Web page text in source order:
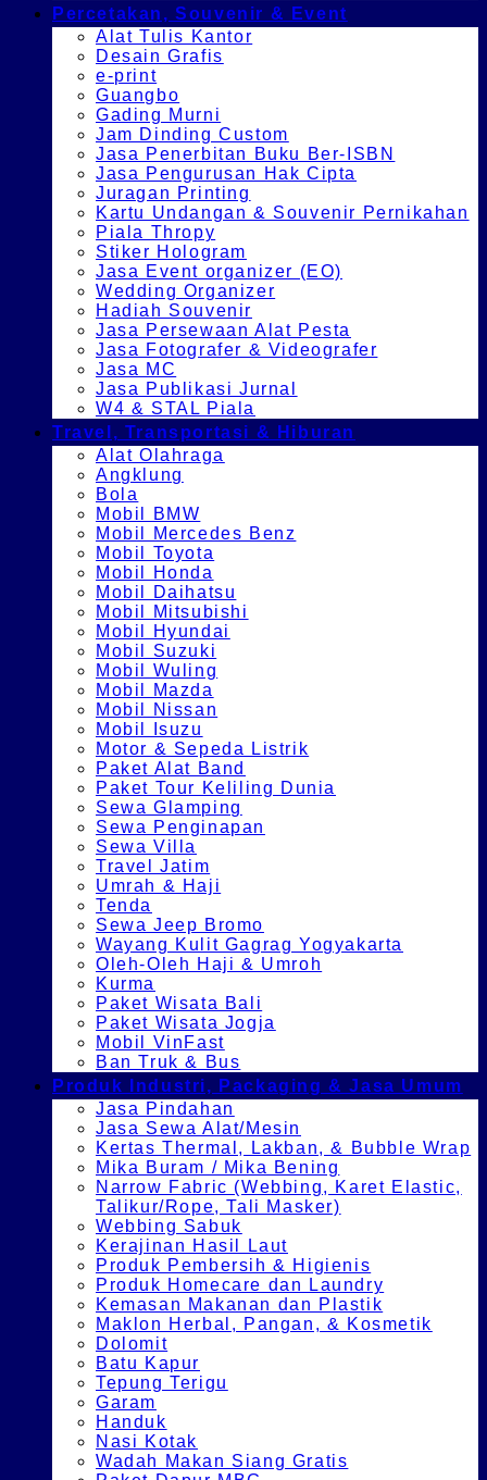
Percetakan, Souvenir & Event
Alat Tulis Kantor
Desain Grafis
e-print
Guangbo
Gading Murni
Jam Dinding Custom
Jasa Penerbitan Buku Ber-ISBN
Jasa Pengurusan Hak Cipta
Juragan Printing
Kartu Undangan & Souvenir Pernikahan
Piala Thropy
Stiker Hologram
Jasa Event organizer (EO)
Wedding Organizer
Hadiah Souvenir
Jasa Persewaan Alat Pesta
Jasa Fotografer & Videografer
Jasa MC
Jasa Publikasi Jurnal
W4 & STAL Piala
Travel, Transportasi & Hiburan
Alat Olahraga
Angklung
Bola
Mobil BMW
Mobil Mercedes Benz
Mobil Toyota
Mobil Honda
Mobil Daihatsu
Mobil Mitsubishi
Mobil Hyundai
Mobil Suzuki
Mobil Wuling
Mobil Mazda
Mobil Nissan
Mobil Isuzu
Motor & Sepeda Listrik
Paket Alat Band
Paket Tour Keliling Dunia
Sewa Glamping
Sewa Penginapan
Sewa Villa
Travel Jatim
Umrah & Haji
Tenda
Sewa Jeep Bromo
Wayang Kulit Gagrag Yogyakarta
Oleh-Oleh Haji & Umroh
Kurma
Paket Wisata Bali
Paket Wisata Jogja
Mobil VinFast
Ban Truk & Bus
Produk Industri, Packaging & Jasa Umum
Jasa Pindahan
Jasa Sewa Alat/Mesin
Kertas Thermal, Lakban, & Bubble Wrap
Mika Buram / Mika Bening
Narrow Fabric (Webbing, Karet Elastic,
Talikur/Rope, Tali Masker)
Webbing Sabuk
Kerajinan Hasil Laut
Produk Pembersih & Higienis
Produk Homecare dan Laundry
Kemasan Makanan dan Plastik
Maklon Herbal, Pangan, & Kosmetik
Dolomit
Batu Kapur
Tepung Terigu
Garam
Handuk
Nasi Kotak
Wadah Makan Siang Gratis